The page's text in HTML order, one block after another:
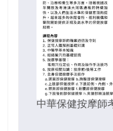
中華保健按摩師